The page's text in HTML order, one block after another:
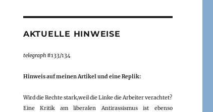
AKTUELLE HINWEISE
telegraph#133/134
Hinweis auf meinen Artikel und eine Replik:
Wird die Rechte stark,weil die Linke die Arbeiter verachtet?
Eine Kritik am liberalen Antirassismus ist ebenso